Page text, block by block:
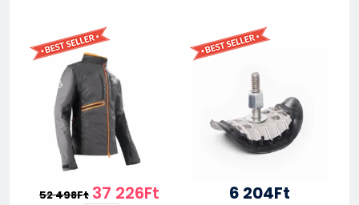
52 498Ft 37 226Ft 6 204Ft